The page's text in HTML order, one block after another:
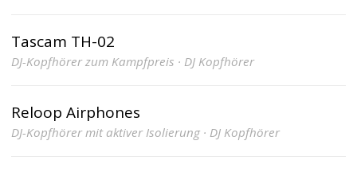
Tascam TH-02
DJ-Kopfhörer zum Kampfpreis · DJ Kopfhörer
Reloop Airphones
DJ-Kopfhörer mit aktiver Isolierung · DJ Kopfhörer